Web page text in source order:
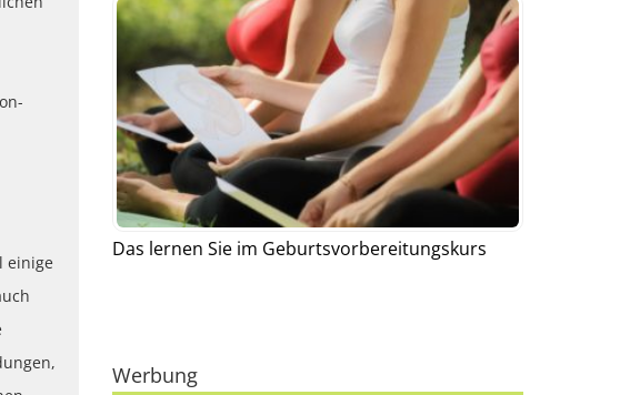
einige
Das lernen Sie im Geburtsvorbereitungskurs
Werbung